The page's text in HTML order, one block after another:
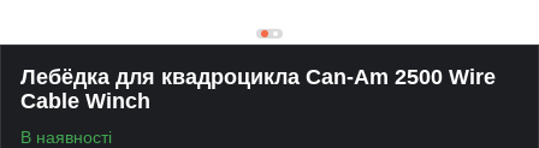
Лебёдка для квадроцикла Can-Am 2500 Wire
Cable Winch
В наявності